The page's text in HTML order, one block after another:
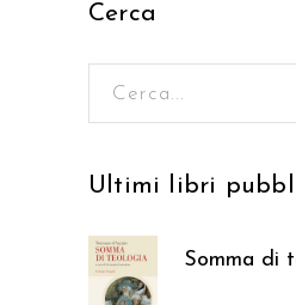
Cerca
Ultimi libri
Somma di
37,05€